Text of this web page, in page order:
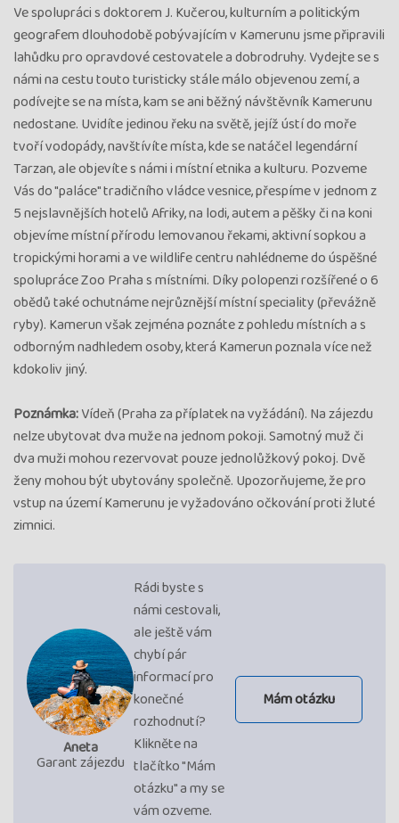
Ve spolupráci s doktorem J. Kučerou, kulturním a politickým
geografem dlouhodobě pobývajícím v Kamerunu jsme připravili
lahůdku pro opravdové cestovatele a dobrodruhy. Vydejte se s
námi na cestu touto turisticky stále málo objevenou zemí, a
podívejte se na místa, kam se ani běžný návštěvník Kamerunu
nedostane. Uvidíte jedinou řeku na světě, jejíž ústí do moře
tvoří vodopády, navštívíte místa, kde se natáčel legendární
Tarzan, ale objevíte s námi i místní etnika a kulturu. Pozveme
Vás do "paláce" tradičního vládce vesnice, přespíme v jednom z
5 nejslavnějších hotelů Afriky, na lodi, autem a pěšky či na koni
objevíme místní přírodu lemovanou řekami, aktivní sopkou a
tropickými horami a ve wildlife centru nahlédneme do úspěšné
spolupráce Zoo Praha s místními. Díky polopenzi rozšířené o 6
obědů také ochutnáme nejrůznější místní speciality (převážně
ryby). Kamerun však zejména poznáte z pohledu místních a s
odborným nadhledem osoby, která Kamerun poznala více než
kdokoliv jiný.
Poznámka:Vídeň (Praha za příplatek na vyžádání). Na zájezdu
nelze ubytovat dva muže na jednom pokoji. Samotný muž či
dva muži mohou rezervovat pouze jednolůžkový pokoj. Dvě
ženy mohou být ubytovány společně. Upozorňujeme, že pro
vstup na území Kamerunu je vyžadováno očkování proti žluté
zimnici.
Aneta
Garant zájezdu
Rádi byste s
námi cestovali,
ale ještě vám
chybí pár
informací pro
konečné
rozhodnutí?
Klikněte na
tlačítko "Mám
otázku" a my se
vám ozveme.
Mám otázku